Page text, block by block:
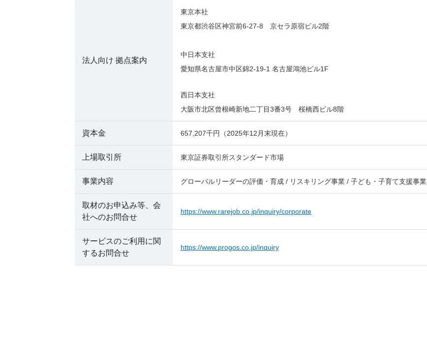
法人向け 拠点案内
東京本社
東京都渋谷区神宮前6-27-8 京セラ原宿ビル2階
中日本支社
愛知県名古屋市中区錦2-19-1 名古屋鴻池ビル1F
西日本支社
大阪市北区曾根崎新地二丁目3番3号 桜橋西ビル8階
資本金 657,207千円（2025年12月末現在）
上場取引所 東京証券取引所スタンダード市場
事業内容 グローバルリーダーの評価・育成 / リスキリング事業 / 子ども・子育て支援事業
取材のお申込み等、会
社へのお問合せ
https://www.rarejob.co.jp/inquiry/corporate
サービスのご利用に関
するお問合せ
https://www.progos.co.jp/inquiry